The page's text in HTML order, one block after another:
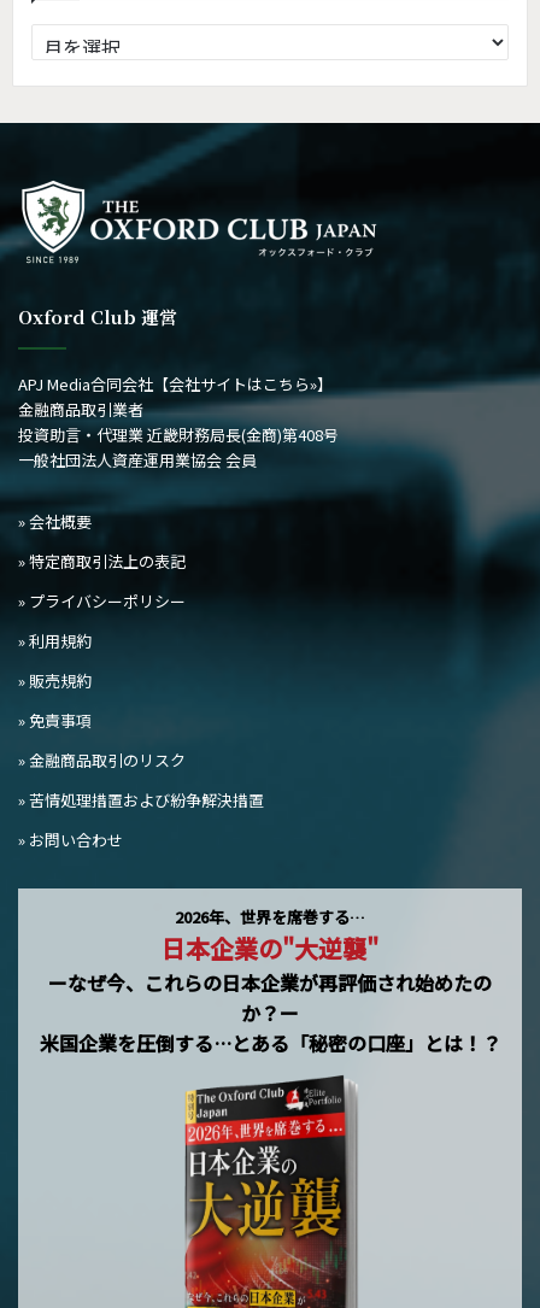
去
の
Oxford Club 運営
APJ Media合同会社 【会社サイトはこちら»】
金融商品取引業者
投資助言・代理業 近畿財務局長(金商)第408号
一般社団法人資産運用業協会 会員
» 会社概要
» 特定商取引法上の表記
» プライバシーポリシー
» 利用規約
» 販売規約
» 免責事項
» 金融商品取引のリスク
» 苦情処理措置および紛争解決措置
» お問い合わせ
2026年、世界を席巻する…
日本企業の"大逆襲"
ーなぜ今、これらの日本企業が再評価され始めたの
か？ー
米国企業を圧倒する…とある「秘密の口座」とは！？